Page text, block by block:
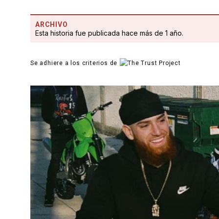
ARCHIVO
Esta historia fue publicada hace más de 1 año.
Se adhiere a los criterios de